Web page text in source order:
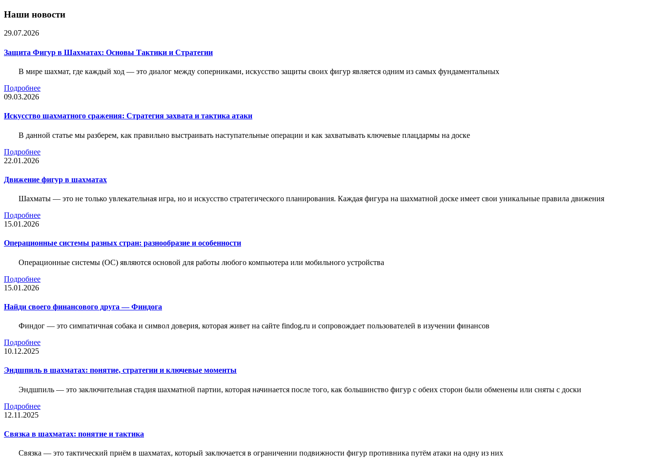
Наши новости
29.07.2026
Защита Фигур в Шахматах: Основы Тактики и Стратегии
В мире шахмат, где каждый ход — это диалог между соперниками, искусство защиты своих фигур является одним из самых фундаментальных
Подробнее
09.03.2026
Искусство шахматного сражения: Стратегия захвата и тактика атаки
В данной статье мы разберем, как правильно выстраивать наступательные операции и как захватывать ключевые плацдармы на доске
Подробнее
22.01.2026
Движение фигур в шахматах
Шахматы — это не только увлекательная игра, но и искусство стратегического планирования. Каждая фигура на шахматной доске имеет свои уникальные правила движения
Подробнее
15.01.2026
Операционные системы разных стран: разнообразие и особенности
Операционные системы (ОС) являются основой для работы любого компьютера или мобильного устройства
Подробнее
15.01.2026
Найди своего финансового друга — Финдога
Финдог — это симпатичная собака и символ доверия, которая живет на сайте findog.ru и сопровождает пользователей в изучении финансов
Подробнее
10.12.2025
Эндшпиль в шахматах: понятие, стратегии и ключевые моменты
Эндшпиль — это заключительная стадия шахматной партии, которая начинается после того, как большинство фигур с обеих сторон были обменены или сняты с доски
Подробнее
12.11.2025
Связка в шахматах: понятие и тактика
Связка — это тактический приём в шахматах, который заключается в ограничении подвижности фигур противника путём атаки на одну из них